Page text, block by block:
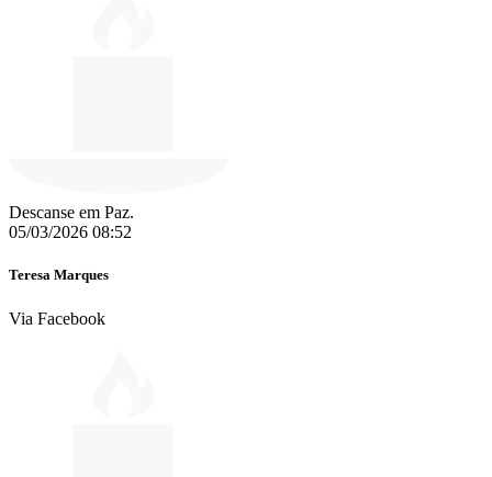
Descanse em Paz.
05/03/2026 08:52
Teresa Marques
Via Facebook